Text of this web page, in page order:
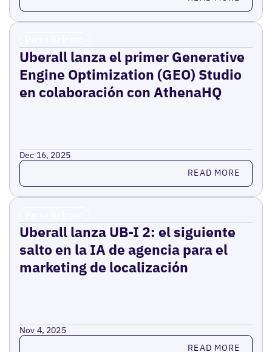
Uberall lanza el primer Generative
Engine Optimization (GEO) Studio
en colaboración con AthenaHQ
Dec 16, 2025
Read more READ MORE
Uberall lanza UB-I 2: el siguiente
salto en la IA de agencia para el
marketing de localización
Nov 4, 2025
Read more READ MORE